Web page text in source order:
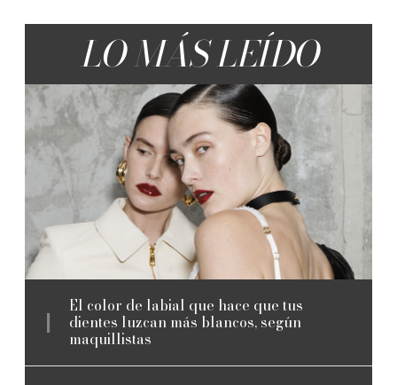
LO MÁS LEÍDO
El color de labial que hace que tus
dientes luzcan más blancos, según
maquillistas